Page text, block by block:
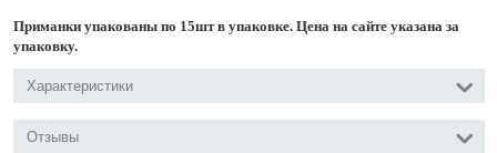
Приманки упакованы по 15шт в упаковке. Цена на сайте указана за
упаковку.
Характеристики
Отзывы